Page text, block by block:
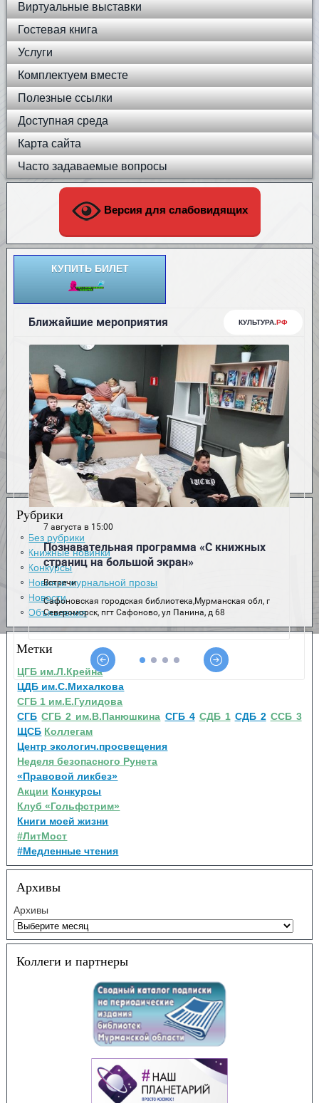
Виртуальные выставки
Гостевая книга
Услуги
Комплектуем вместе
Полезные ссылки
Доступная среда
Карта сайта
Часто задаваемые вопросы
Версия для слабовидящих
КУПИТЬ БИЛЕТ
Рубрики
Без рубрики
Книжные новинки
Конкурсы
Новинки журнальной прозы
Новости
Объявления
Метки
ЦГБ им.Л.Крейна
ЦДБ им.С.Михалкова
СГБ 1 им.Е.Гулидова
СГБ СГБ 2 им.В.Панюшкина СГБ 4 СДБ 1 СДБ 2 ССБ 3
ЩСБ Коллегам
Центр экологич.просвещения
Неделя безопасного Рунета
«Правовой ликбез»
Акции Конкурсы
Клуб «Гольфстрим»
Книги моей жизни
#ЛитМост
#Медленные чтения
Архивы
Архивы
Коллеги и партнеры